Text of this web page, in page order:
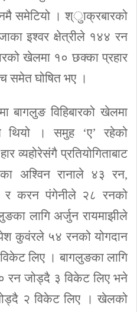
समेटियो । श्ुाक्रबारको
इश्वर क्षेत्रीले १४४ रन
खेलमा १० छक्का प्रहार
समेत घोषित भए ।
बागलुङ विहिबारको खेलमा
थियो । समुह ‘ए’ रहेको
व्यहोरेसंगै प्रतियोगिताबाट
अश्विन रानाले ४३ रन,
र करन पंगेनीले २८ रनको
लागि अर्जुन रायमाझीले
कुवंरले ५४ रनको योगदान
लिए । बागलुङका लागि
रन जोड्दै ३ विकेट लिए भने
२ विकेट लिए । खेलको